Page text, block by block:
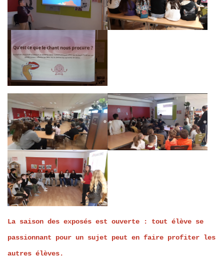
La saison des exposés est ouverte : tout élève se
passionnant pour un sujet peut en faire profiter les
autres élèves.